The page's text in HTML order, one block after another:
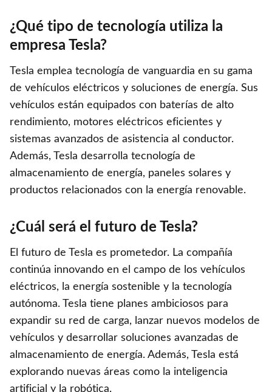
¿Qué tipo de tecnología utiliza la
empresa Tesla?
Tesla emplea tecnología de vanguardia en su gama
de vehículos eléctricos y soluciones de energía. Sus
vehículos están equipados con baterías de alto
rendimiento, motores eléctricos eficientes y
sistemas avanzados de asistencia al conductor.
Además, Tesla desarrolla tecnología de
almacenamiento de energía, paneles solares y
productos relacionados con la energía renovable.
¿Cuál será el futuro de Tesla?
El futuro de Tesla es prometedor. La compañía
continúa innovando en el campo de los vehículos
eléctricos, la energía sostenible y la tecnología
autónoma. Tesla tiene planes ambiciosos para
expandir su red de carga, lanzar nuevos modelos de
vehículos y desarrollar soluciones avanzadas de
almacenamiento de energía. Además, Tesla está
explorando nuevas áreas como la inteligencia
artificial y la robótica.